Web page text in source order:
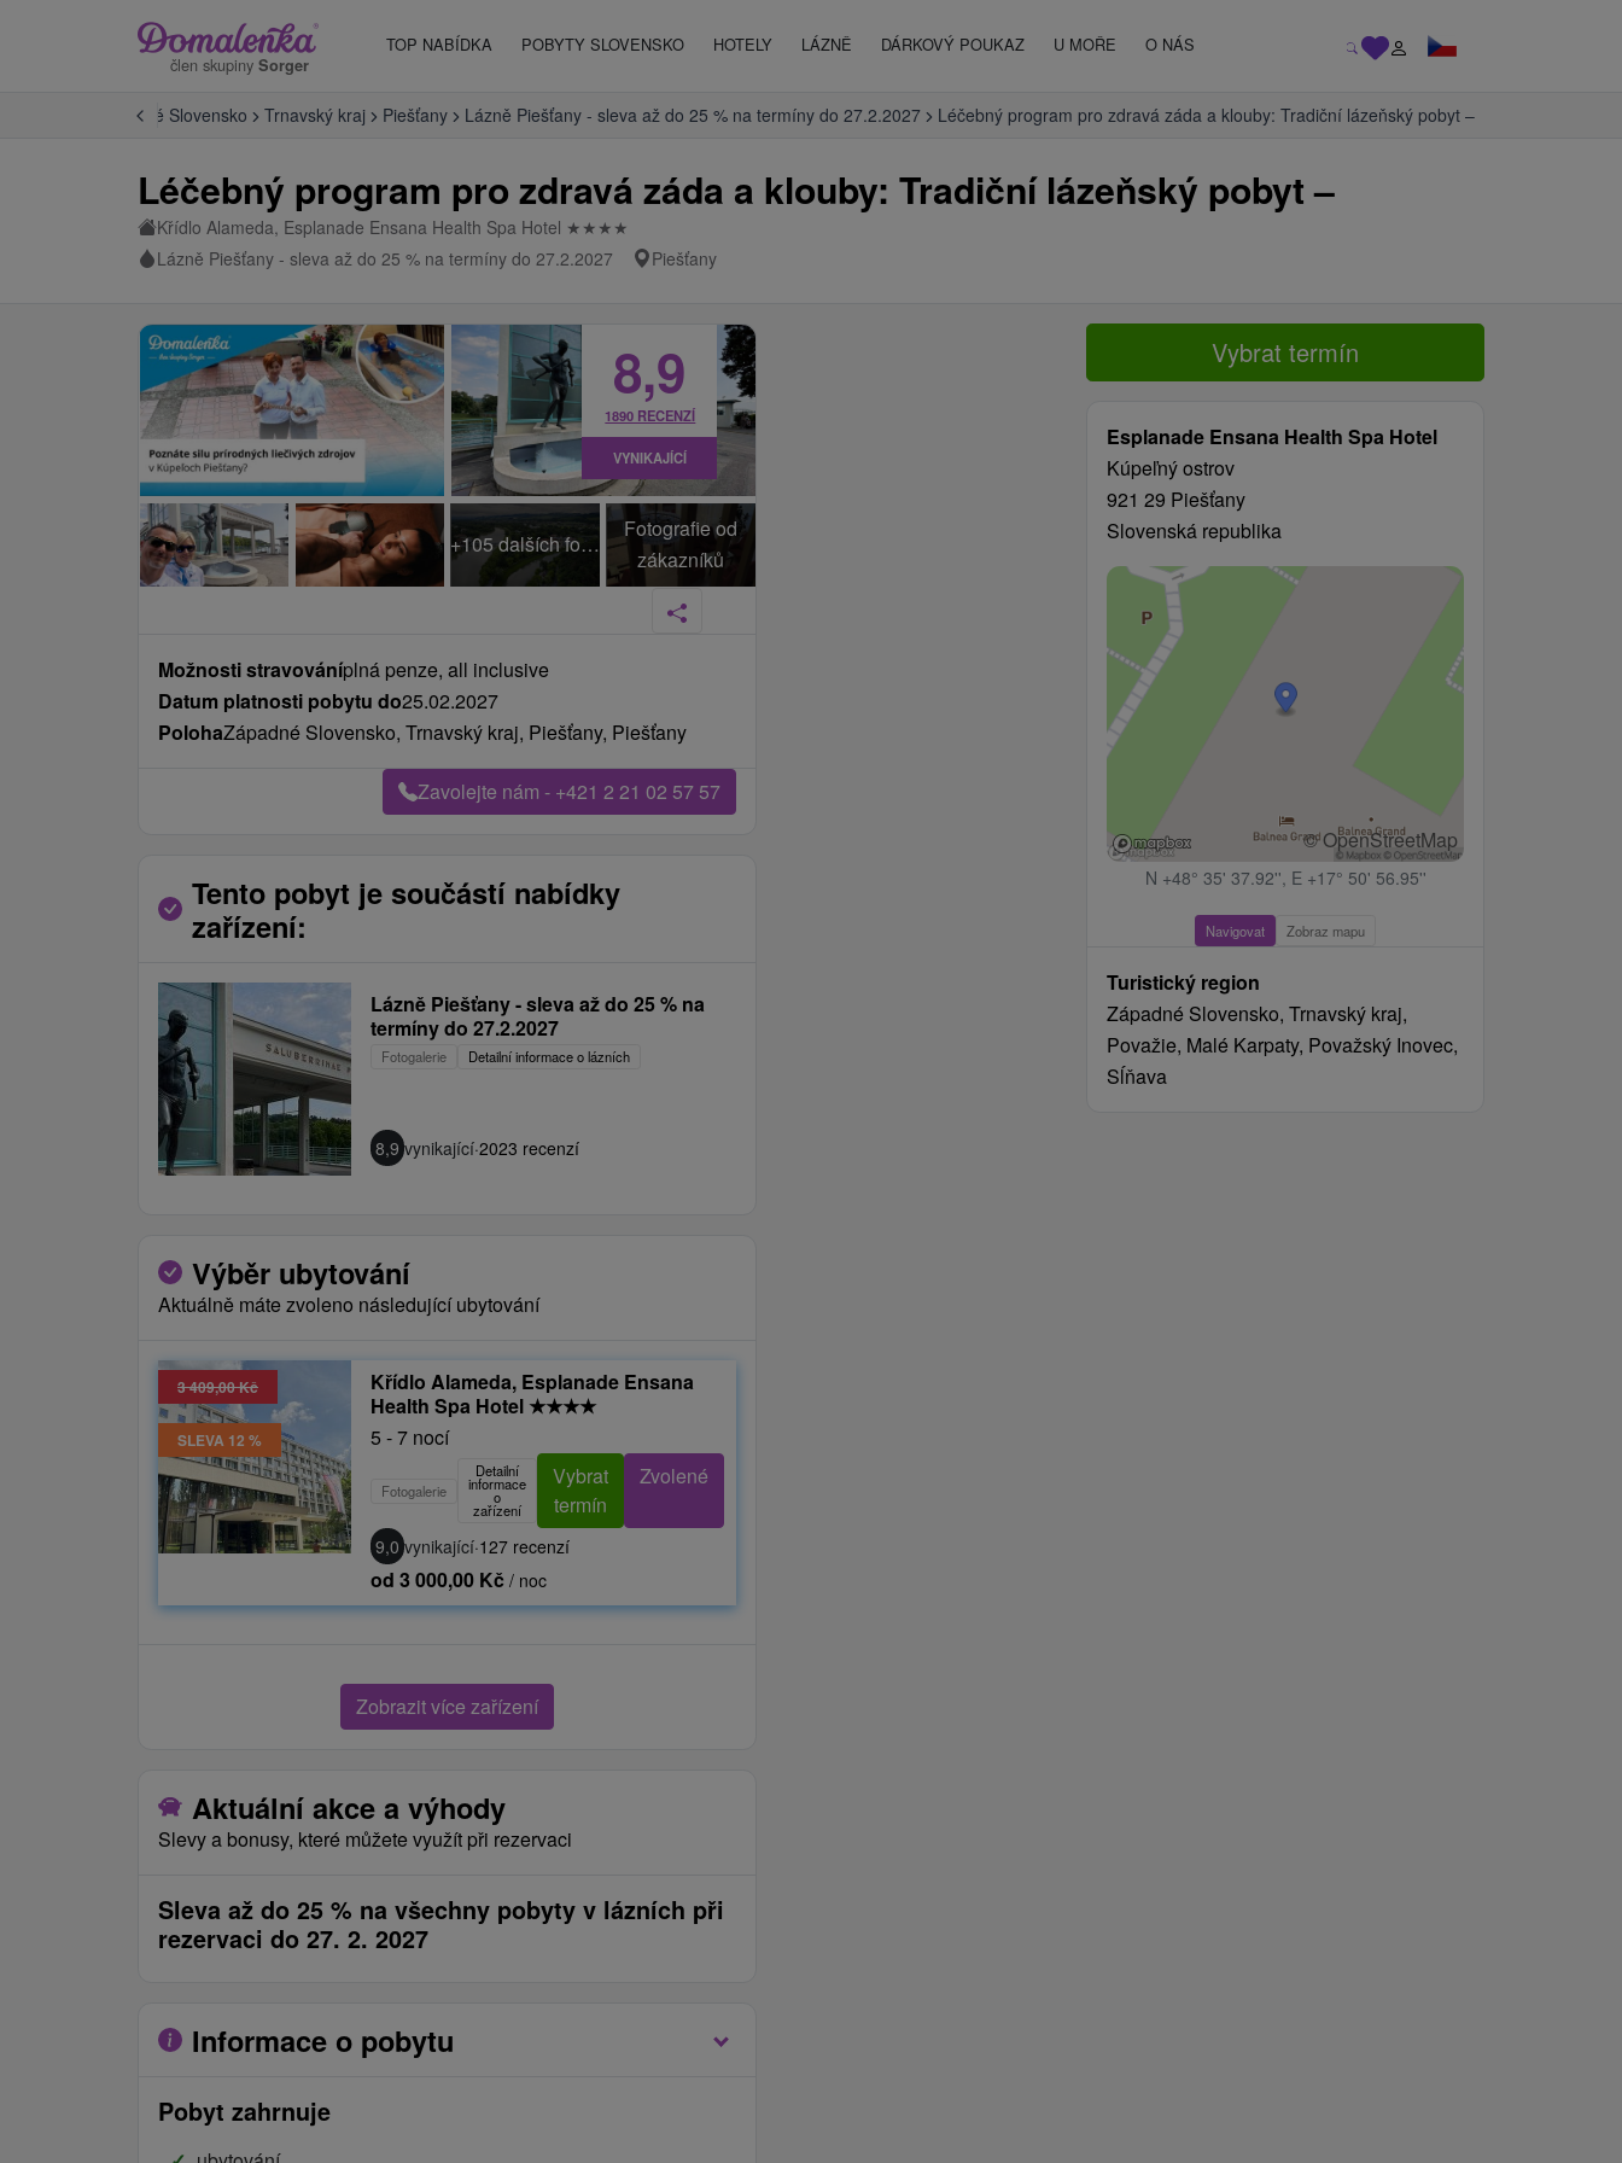
člen skupiny Sorger
TOP NABÍDKA POBYTY SLOVENSKO HOTELY LÁZNĚ DÁRKOVÝ POUKAZ U MOŘE O NÁS
Západné Slovensko Trnavský kraj Piešťany Lázně Piešťany - sleva až do 25 % na termíny do 27.2.2027 Léčebný program pro zdravá záda a klouby: Tradiční lázeňský pobyt –
Léčebný program pro zdravá záda a klouby: Tradiční lázeňský pobyt –
Křídlo Alameda, Esplanade Ensana Health Spa Hotel ★ ★ ★ ★
Lázně Piešťany - sleva až do 25 % na termíny do 27.2.2027
Piešťany
Vybrat termín
Esplanade Ensana Health Spa Hotel
Kúpeľný ostrov
921 29 Piešťany
Slovenská republika
© OpenStreetMap
N +48° 35' 37.92'', E +17° 50' 56.95''
Navigovat Zobraz mapu
Turistický region
Západné Slovensko, Trnavský kraj,
Považie, Malé Karpaty, Považský Inovec,
Sĺňava
+105 dalších fotek
Fotografie od
zákazníků
8,9
1890 RECENZÍ
VYNIKAJÍCÍ
Možnosti stravováníplná penze, all inclusive
Datum platnosti pobytu do25.02.2027
PolohaZápadné Slovensko, Trnavský kraj, Piešťany, Piešťany
Zavolejte nám - +421 2 21 02 57 57
Tento pobyt je součástí nabídky
zařízení:
Lázně Piešťany - sleva až do 25 % na
termíny do 27.2.2027
Fotogalerie Detailní informace o lázních
8,9 vynikající·2023 recenzí
Výběr ubytování
Aktuálně máte zvoleno následující ubytování
3 409,00 Kč
SLEVA 12 %
Křídlo Alameda, Esplanade Ensana
Health Spa Hotel ★★★★
5 - 7 nocí
Fotogalerie
Detailní
informace
o
zařízení
Vybrat
termín
Zvolené
9,0 vynikající·127 recenzí
od 3 000,00 Kč / noc
Zobrazit více zařízení
Aktuální akce a výhody
Slevy a bonusy, které můžete využít při rezervaci
Sleva až do 25 % na všechny pobyty v lázních při
rezervaci do 27. 2. 2027
Informace o pobytu
Pobyt zahrnuje